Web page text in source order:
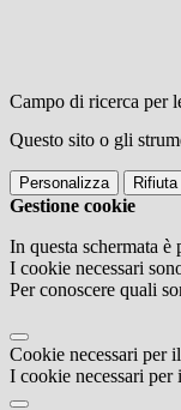
Campo di ricerca per
Questo sito o gli
Personalizza
Gestione cookie
In questa schermata
I cookie necessari
Per conoscere quali
Cookie necessari per
I cookie necessari